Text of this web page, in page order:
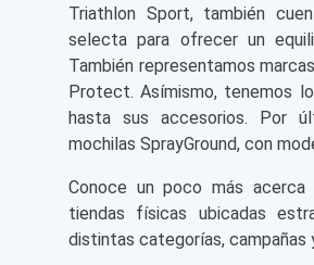
Triathlon Sport, también
selecta para ofrecer un
También representamos
Protect. Asímismo, tenemos
hasta sus accesorios. Por
mochilas SprayGround, con
Conoce un poco más
tiendas físicas ubicadas
distintas categorías,